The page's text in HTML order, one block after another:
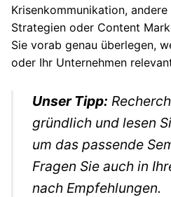
Krisenkommunikation,
Strategien oder Content
Sie vorab genau überlegen,
oder Ihr Unternehmen
Unser Tipp:
gründlich und lesen
um das passende
Fragen Sie auch in
nach Empfehlungen.